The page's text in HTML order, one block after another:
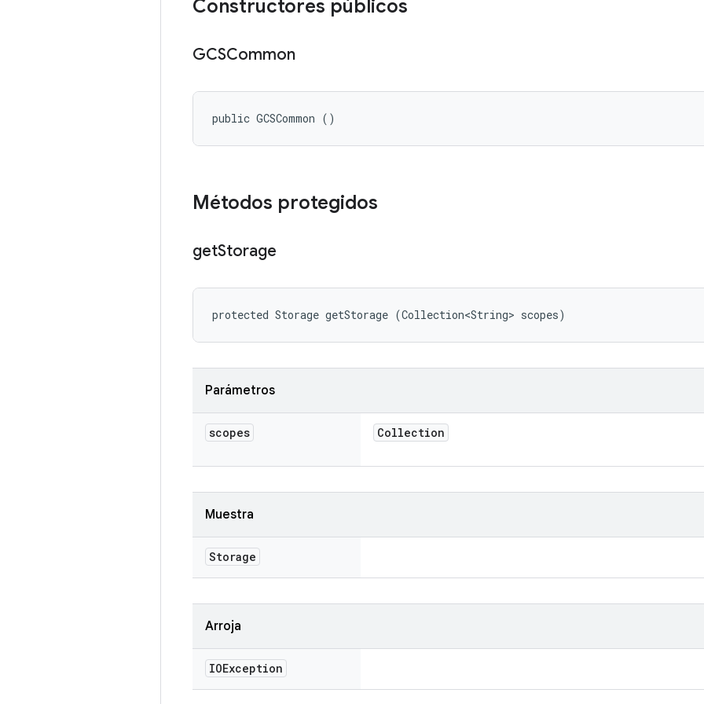
Constructores públicos
GCSCommon
public GCSCommon ()
Métodos protegidos
getStorage
protected Storage getStorage (Collection<String> scopes)
Parámetros
scopes Collection
Muestra
Storage
Arroja
IOException